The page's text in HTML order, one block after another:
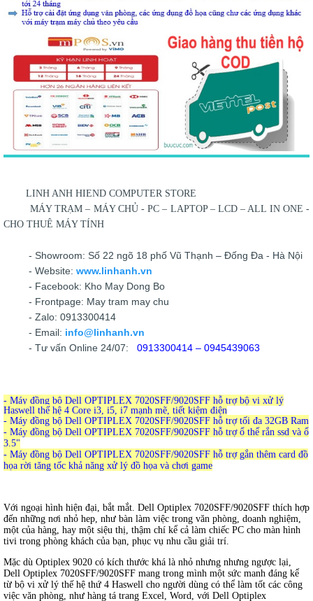
LINH ANH HIEND COMPUTER STORE
MÁY TRẠM – MÁY CHỦ - PC – LAPTOP – LCD – ALL IN ONE -
CHO THUÊ MÁY TÍNH
- Showroom: Số 22 ngõ 18 phố Vũ Thạnh – Đống Đa - Hà Nội
- Website: www.linhanh.vn
- Facebook: Kho May Dong Bo
- Frontpage: May tram may chu
- Zalo: 0913300414
- Email: info@linhanh.vn
- Tư vấn Online 24/07:
0913300414 – 0945439063
- Máy đồng bộ Dell OPTIPLEX 7020SFF/9020SFF hỗ trợ bộ vi xử lý
Haswell thế hệ 4 Core i3, i5, i7 mạnh mẽ, tiết kiệm điện
- Máy đồng bộ Dell OPTIPLEX 7020SFF/9020SFF hỗ trợ tối đa 32GB Ram
- Máy đồng bộ Dell OPTIPLEX 7020SFF/9020SFF hỗ trợ ổ thể rắn ssd và ổ
3.5"
- Máy đồng bộ Dell OPTIPLEX 7020SFF/9020SFF hỗ trợ gắn thêm card đồ
họa rời tăng tốc khả năng xử lý đồ họa và chơi game
Với ngoại hình hiện đại, bắt mắt. Dell Optiplex 7020SFF/9020SFF thích hợp
đến những nơi nhỏ hep, như bàn làm việc trong văn phòng, doanh nghiệm,
một của hàng, hay một siệu thị, thậm chí kể cả làm chiếc PC cho màn hình
tivi trong phòng khách của bạn, phục vụ nhu cầu giải trí.
Mặc dù Optiplex 9020 có kích thước khá là nhỏ nhưng nhưng ngược lại,
Dell Optiplex 7020SFF/9020SFF mang trong mình một sức manh đáng kể
từ bộ vi xử lý thế hệ thứ 4 Haswell cho người dùng có thể làm tốt các công
việc văn phòng, như hàng tá trang Excel, Word, với Dell Optiplex